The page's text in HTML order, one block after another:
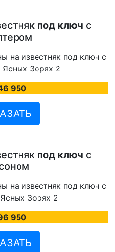
под ключ с
950
под ключ с
950